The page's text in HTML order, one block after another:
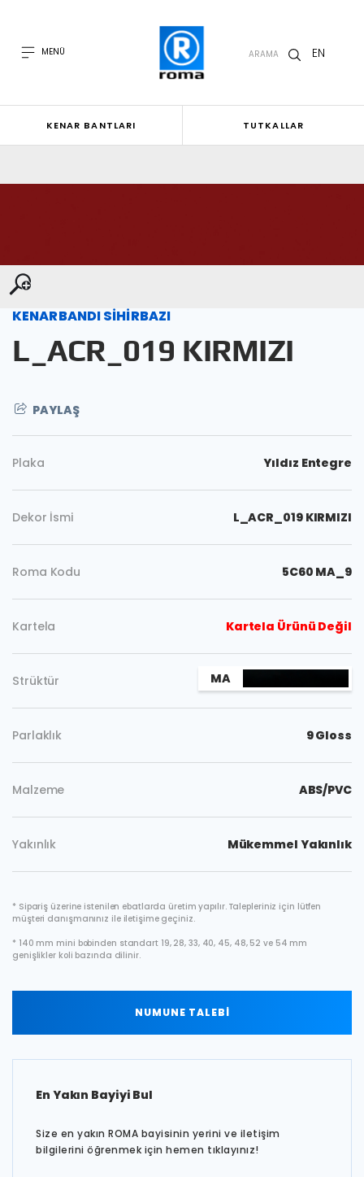
MENÜ ARAMA EN
KENAR BANTLARI TUTKALLAR
KENARBANDI SİHİRBAZI
L_ACR_019 KIRMIZI
PAYLAŞ
Plaka Yıldız Entegre
Dekor İsmi L_ACR_019 KIRMIZI
Roma Kodu 5C60 MA_9
Kartela Kartela Ürünü Değil
Strüktür MA
Parlaklık 9 Gloss
Malzeme ABS/PVC
Yakınlık Mükemmel Yakınlık
* Sipariş üzerine istenilen ebatlarda üretim yapılır. Talepleriniz için lütfen
müşteri danışmanınız ile iletişime geçiniz.
* 140 mm mini bobinden standart 19, 28, 33, 40, 45, 48, 52 ve 54 mm
genişlikler koli bazında dilinir.
NUMUNE TALEBİ
En Yakın Bayiyi Bul
Size en yakın ROMA bayisinin yerini ve iletişim
bilgilerini öğrenmek için hemen tıklayınız!
Kopyala